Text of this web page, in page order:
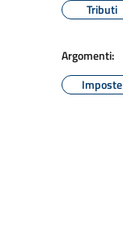
Tributi
Argomenti:
Imposte